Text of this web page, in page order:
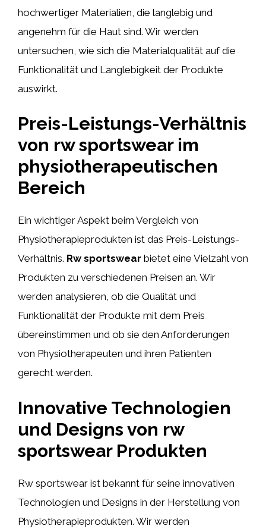
hochwertiger Materialien, die langlebig und
angenehm für die Haut sind. Wir werden
untersuchen, wie sich die Materialqualität auf die
Funktionalität und Langlebigkeit der Produkte
auswirkt.
Preis-Leistungs-Verhältnis
von rw sportswear im
physiotherapeutischen
Bereich
Ein wichtiger Aspekt beim Vergleich von
Physiotherapieprodukten ist das Preis-Leistungs-
Verhältnis. Rw sportswear bietet eine Vielzahl von
Produkten zu verschiedenen Preisen an. Wir
werden analysieren, ob die Qualität und
Funktionalität der Produkte mit dem Preis
übereinstimmen und ob sie den Anforderungen
von Physiotherapeuten und ihren Patienten
gerecht werden.
Innovative Technologien
und Designs von rw
sportswear Produkten
Rw sportswear ist bekannt für seine innovativen
Technologien und Designs in der Herstellung von
Physiotherapieprodukten. Wir werden